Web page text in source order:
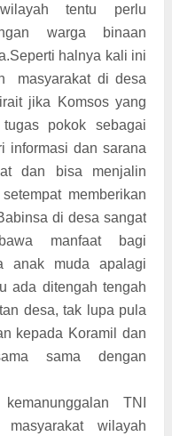
tentu perlu
warga binaan
halnya kali ini
masyarakat di desa
jika Komsos yang
pokok sebagai
informasi dan sarana
dan bisa menjalin
memberikan
di desa sangat
manfaat bagi
anak muda apalagi
ada ditengah tengah
desa, tak lupa pula
kepada Koramil dan
sama dengan
TNI
wilayah